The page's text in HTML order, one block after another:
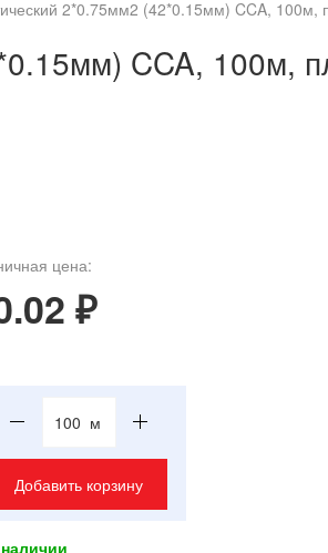
2*0.75мм2 (42*0.15мм) CCA, 100м,
CCA, 100м,
цена:
₽
м
Добавить корзину